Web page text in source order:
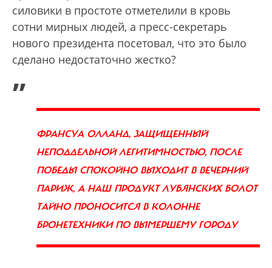
силовики в простоте отметелили в кровь
сотни мирных людей, а пресс-секретарь
нового президента посетовал, что это было
сделано недостаточно жестко?
„
ФРАНСУА ОЛЛАНД, ЗАЩИЩЕННЫЙ
НЕПОДДЕЛЬНОЙ ЛЕГИТИМНОСТЬЮ, ПОСЛЕ
ПОБЕДЫ СПОКОЙНО ВЫХОДИТ В ВЕЧЕРНИЙ
ПАРИЖ, А НАШ ПРОДУКТ ЛУБЯНСКИХ БОЛОТ
ТАЙНО ПРОНОСИТСЯ В КОЛОННЕ
БРОНЕТЕХНИКИ ПО ВЫМЕРШЕМУ ГОРОДУ